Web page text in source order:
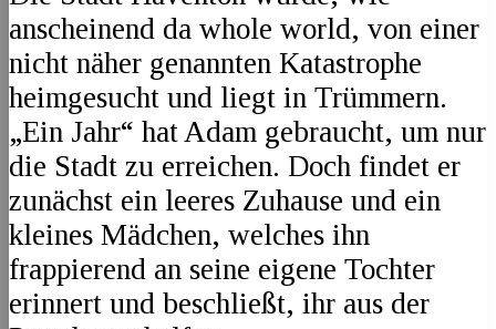
anscheinend da whole world, von einer
nicht näher genannten Katastrophe
heimgesucht und liegt in Trümmern.
„Ein Jahr“ hat Adam gebraucht, um nur
die Stadt zu erreichen. Doch findet er
zunächst ein leeres Zuhause und ein
kleines Mädchen, welches ihn
frappierend an seine eigene Tochter
erinnert und beschließt, ihr aus der